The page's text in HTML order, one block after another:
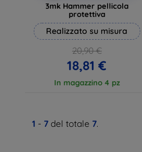
3mk Hammer pellicola
protettiva
Realizzato su misura
20,90 €
18,81 €
In magazzino 4 pz
1 - 7 del totale 7.